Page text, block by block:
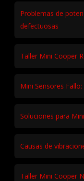
Problemas de
defectuosas
Taller Mini Cooper
Mini Sensores
Soluciones para
Causas de
Taller Mini Cooper